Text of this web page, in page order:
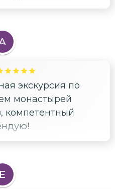
экскурсия по
монастырей
компетентный
Е